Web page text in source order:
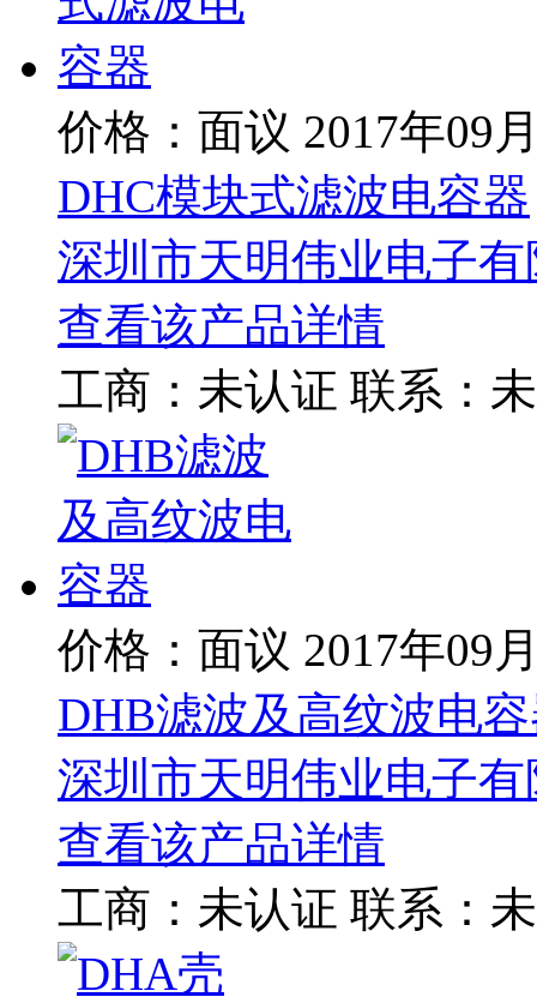
价格：面议 2017年09
DHC模块式滤波电容器
深圳市天明伟业电子
查看该产品详情
工商： 未认证 联系：
价格：面议 2017年09
DHB滤波及高纹波电
深圳市天明伟业电子
查看该产品详情
工商： 未认证 联系：